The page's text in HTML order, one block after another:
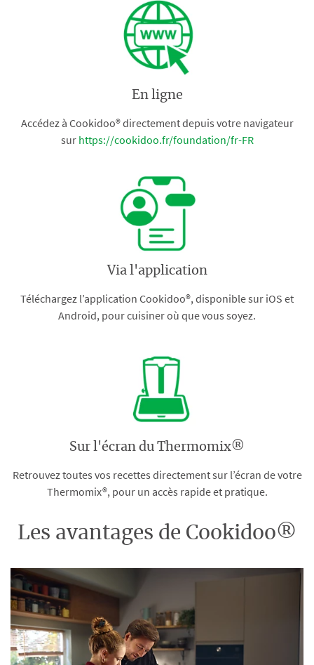
En ligne
Accédez à Cookidoo® directement depuis votre navigateur
sur https://cookidoo.fr/foundation/fr-FR
Via l'application
Téléchargez l’application Cookidoo®, disponible sur iOS et
Android, pour cuisiner où que vous soyez.
Sur l'écran du Thermomix®
Retrouvez toutes vos recettes directement sur l’écran de votre
Thermomix®, pour un accès rapide et pratique.
Les avantages de Cookidoo®